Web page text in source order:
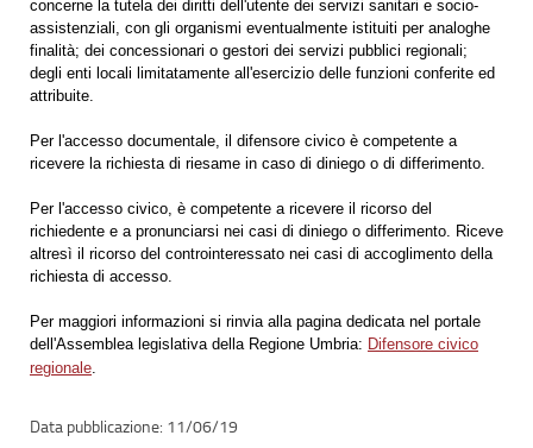
concerne la tutela dei diritti dell'utente dei servizi sanitari e socio-
assistenziali, con gli organismi eventualmente istituiti per analoghe
finalità; dei concessionari o gestori dei servizi pubblici regionali;
degli enti locali limitatamente all'esercizio delle funzioni conferite ed
attribuite.
Per l'accesso documentale, il difensore civico è competente a
ricevere la richiesta di riesame in caso di diniego o di differimento.
Per l'accesso civico, è competente a ricevere il ricorso del
richiedente e a pronunciarsi nei casi di diniego o differimento. Riceve
altresì il ricorso del controinteressato nei casi di accoglimento della
richiesta di accesso.
Per maggiori informazioni si rinvia alla pagina dedicata nel portale
dell'Assemblea legislativa della Regione Umbria: Difensore civico
regionale
11/06/19